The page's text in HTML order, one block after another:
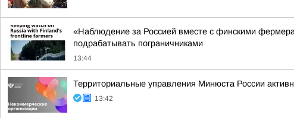
«Наблюдение за Россией вместе с финскими
подрабатывать пограничниками
13:44
Территориальные управления Минюста России
13:42